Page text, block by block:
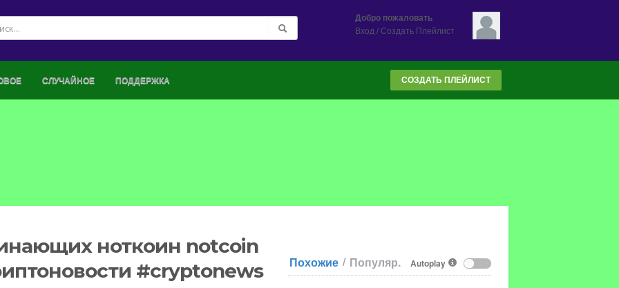
Добро пожаловать
Вход/ Создать Плейлист
СЛУЧАЙНОЕ ПОДДЕРЖКА СОЗДАТЬ ПЛЕЙЛИСТ
ноткоин notcoin
#cryptonews
Autoplay
Похожие / Популяр.